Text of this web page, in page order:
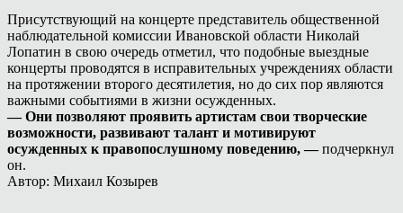
Присутствующий на концерте представитель общественной
наблюдательной комиссии Ивановской области Николай
Лопатин в свою очередь отметил, что подобные выездные
концерты проводятся в исправительных учреждениях области
на протяжении второго десятилетия, но до сих пор являются
важными событиями в жизни осужденных.
— Они позволяют проявить артистам свои творческие
возможности, развивают талант и мотивируют
осужденных к правопослушному поведению, —подчеркнул
он.
Автор: Михаил Козырев